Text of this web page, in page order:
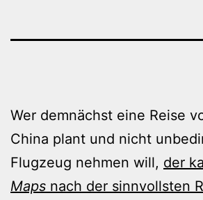
Wer demnächst eine Reise
China plant und nicht
Flugzeug nehmen will, der
Maps nach der sinnvollsten